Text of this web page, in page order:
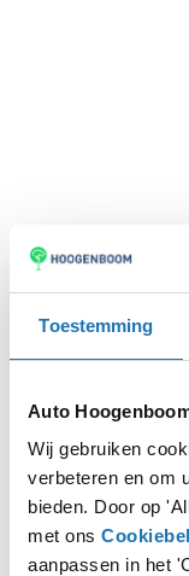
Toestemming
Auto
Wij gebruiken
verbeteren en om
bieden. Door op
met ons
aanpassen in het
Application error: a
loading